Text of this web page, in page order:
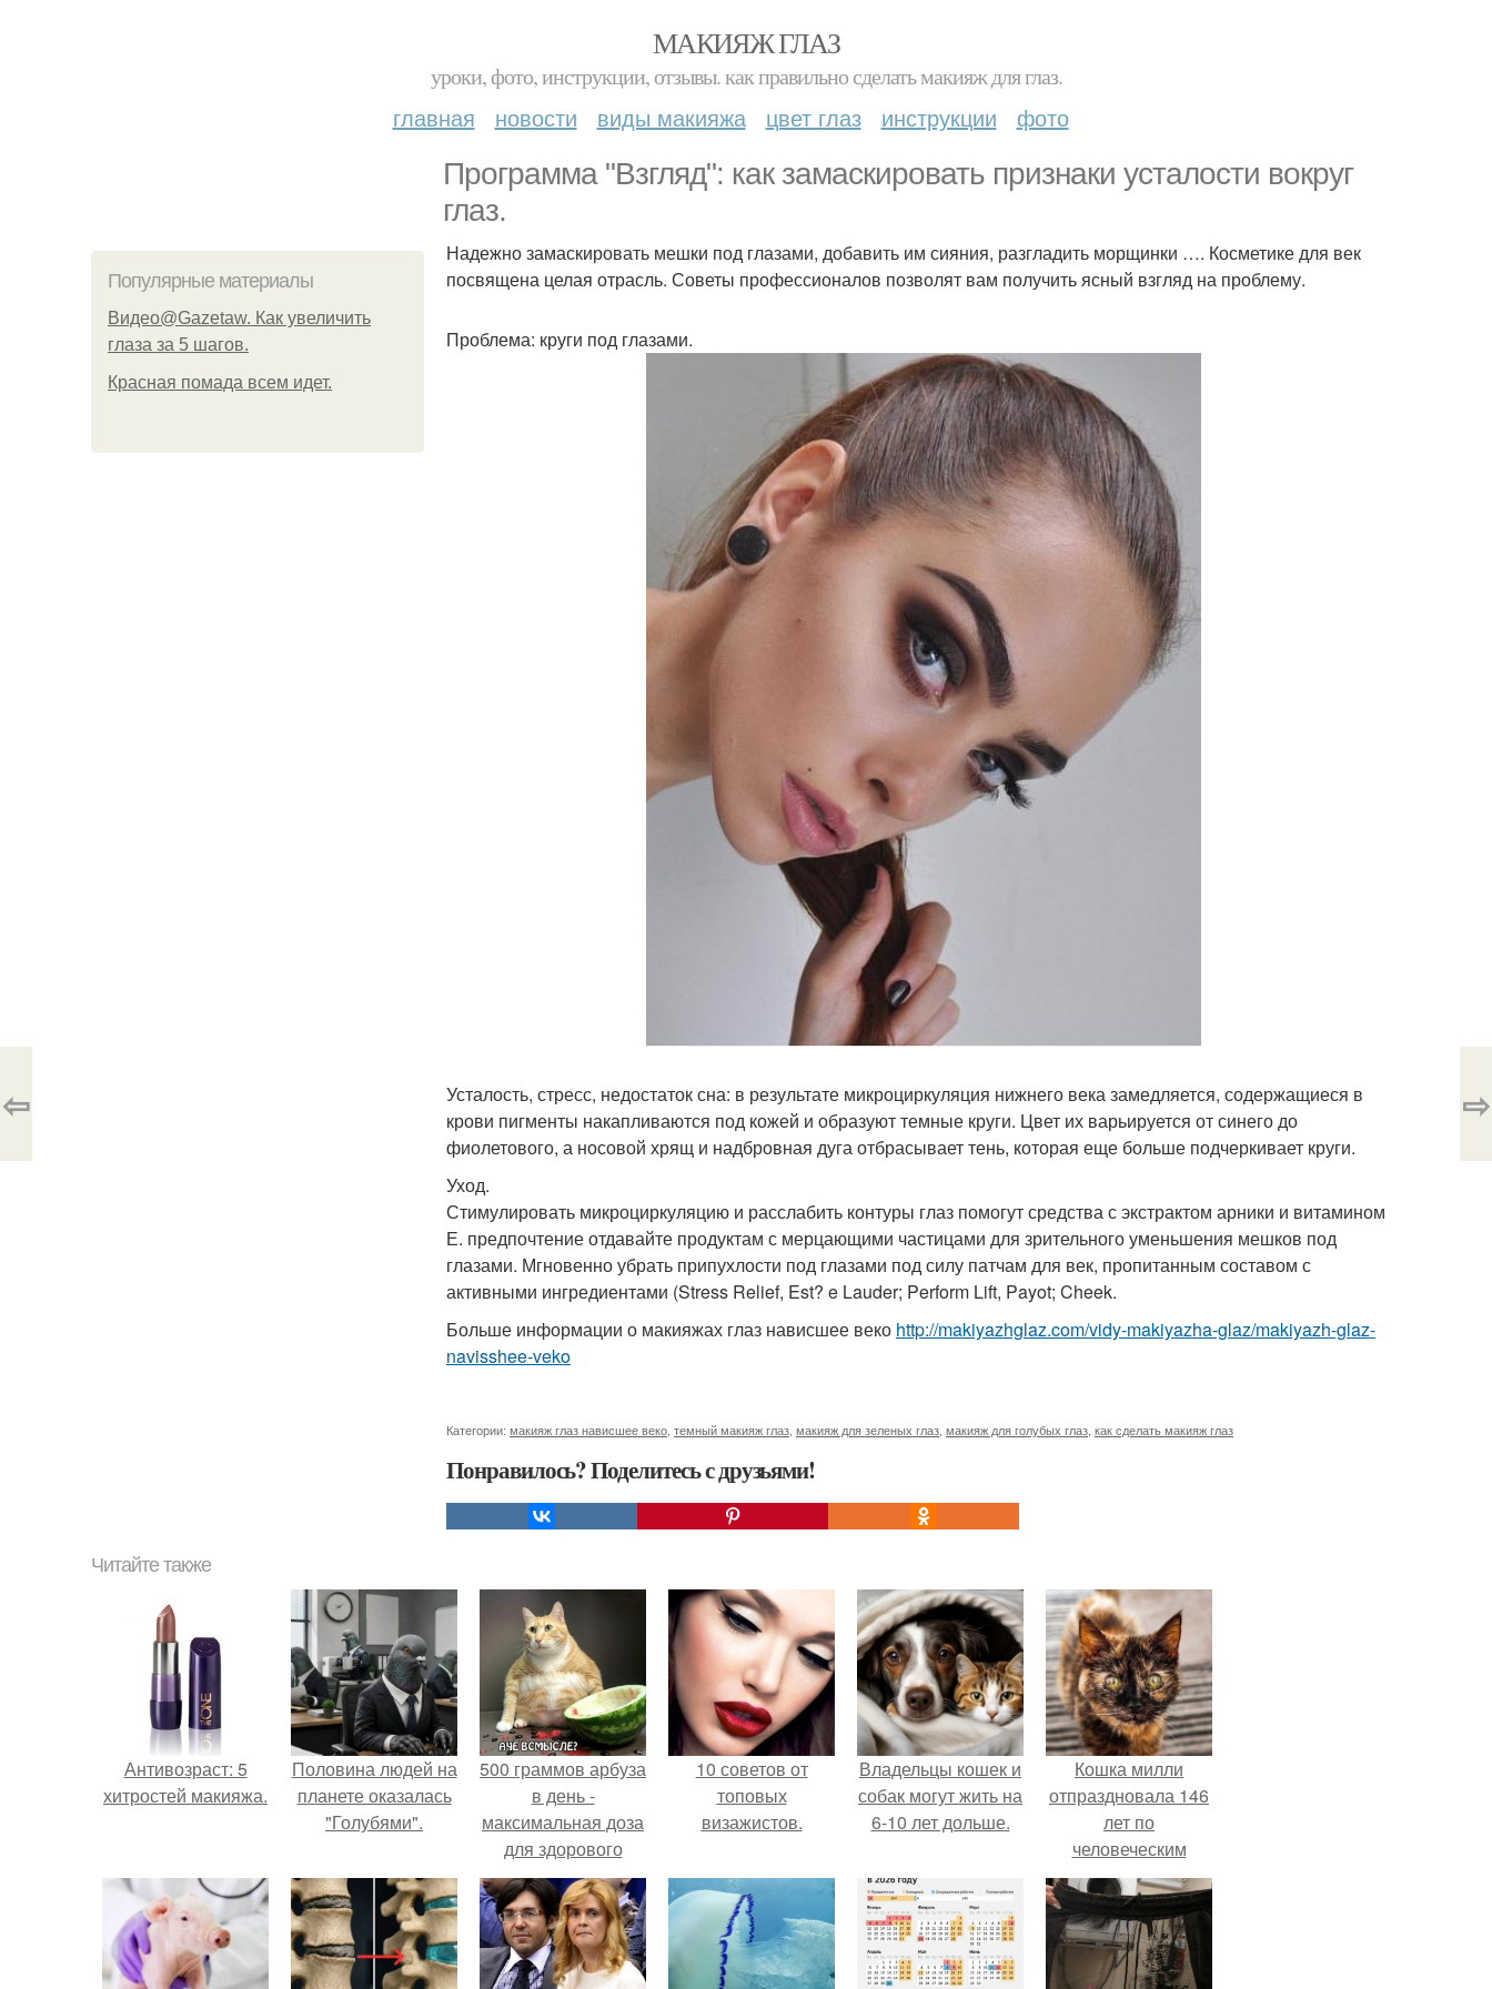
МАКИЯЖ ГЛАЗ
уроки, фото, инструкции, отзывы. как правильно сделать макияж для глаз.
главная новости виды макияжа цвет глаз инструкции фото
Программа "Взгляд": как замаскировать признаки усталости вокруг
глаз.
Популярные материалы
Видео@Gazetaw. Как увеличить
глаза за 5 шагов.
Красная помада всем идет.
Надежно замаскировать мешки под глазами, добавить им сияния, разгладить морщинки …. Косметике для век
посвящена целая отрасль. Советы профессионалов позволят вам получить ясный взгляд на проблему.
Проблема: круги под глазами.
Усталость, стресс, недостаток сна: в результате микроциркуляция нижнего века замедляется, содержащиеся в
крови пигменты накапливаются под кожей и образуют темные круги. Цвет их варьируется от синего до
фиолетового, а носовой хрящ и надбровная дуга отбрасывает тень, которая еще больше подчеркивает круги.
Уход.
Стимулировать микроциркуляцию и расслабить контуры глаз помогут средства с экстрактом арники и витамином
Е. предпочтение отдавайте продуктам с мерцающими частицами для зрительного уменьшения мешков под
глазами. Мгновенно убрать припухлости под глазами под силу патчам для век, пропитанным составом с
активными ингредиентами (Stress Relief, Est? e Lauder; Perform Lift, Payot; Cheek.
Больше информации о макияжах глаз нависшее веко http://makiyazhglaz.com/vidy-makiyazha-glaz/makiyazh-glaz-
navisshee-veko
Категории: макияж глаз нависшее веко темный макияж глаз макияж для зеленых глаз макияж для голубых глаз как сделать макияж глаз
Понравилось? Поделитесь с друзьями!
⇦ ⇨
Читайте также
Антивозраст: 5
хитростей макияжа.
Половина людей на
планете оказалась
"Голубями".
500 граммов арбуза
в день -
максимальная доза
для здорового
взрослого,
предупредили
врачи.
10 советов от
топовых
визажистов.
Владельцы кошек и
собак могут жить на
6-10 лет дольше.
Кошка милли
отпраздновала 146
лет по
человеческим
Меркам и
претендует на
звание самой
старой в мире.